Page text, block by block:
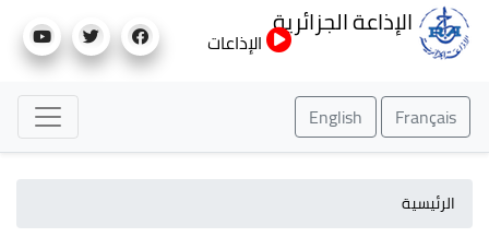
إلى
الإذاعة الجزائرية
الإذاعات
Français
English
الرئيسية